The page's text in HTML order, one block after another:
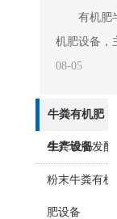
业时，通
物料，让堆
有机肥半
机肥设备，
粪、牛粪、
备的核心优
粉碎机的
统带筛网粉
08-05
牛粪有机肥
生产设备
牛粪堆肥发酵
粉末牛粪有机
肥设备